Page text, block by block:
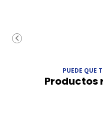
PUEDE QUE
Productos